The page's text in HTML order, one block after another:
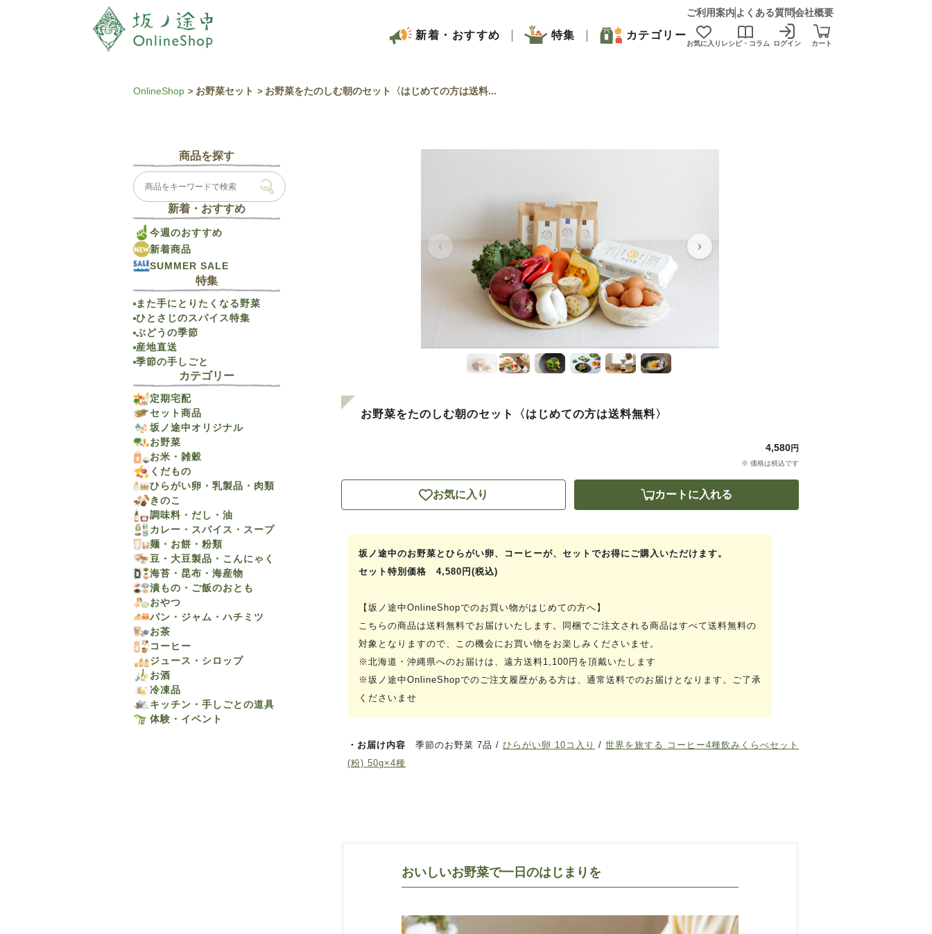
ご利用案内 よくある質問会社概要
新着・おすすめ 特集 カテゴリー
お気に入り レシピ・コラム ログイン カート
OnlineShop お野菜セット お野菜をたのしむ朝のセット〈はじめての方は送料...
お野菜をたのしむ朝のセット〈はじめての方は送料無料〉
4,580円
※ 価格は税込です
お気に入り カートに入れる
坂ノ途中のお野菜とひらがい卵、コーヒーが、セットでお得にご購入いただけます。
セット特別価格 4,580円(税込)
【坂ノ途中OnlineShopでのお買い物がはじめての方へ】
こちらの商品は送料無料でお届けいたします。同梱でご注文される商品はすべて送料無料の
対象となりますので、この機会にお買い物をお楽しみくださいませ。
※北海道・沖縄県へのお届けは、遠方送料1,100円を頂戴いたします
※坂ノ途中OnlineShopでのご注文履歴がある方は、通常送料でのお届けとなります。ご了承
くださいませ
・お届け内容 季節のお野菜 7品 / ひらがい卵 10コ入り / 世界を旅する コーヒー4種飲みくらべセット
(粉) 50g×4種
おいしいお野菜で一日のはじまりを
商品を探す
新着・おすすめ
今週のおすすめ
新着商品
SUMMER SALE
特集
また手にとりたくなる野菜
ひとさじのスパイス特集
ぶどうの季節
産地直送
季節の手しごと
カテゴリー
定期宅配
セット商品
坂ノ途中オリジナル
お野菜
お米・雑穀
くだもの
ひらがい卵・乳製品・肉類
きのこ
調味料・だし・油
カレー・スパイス・スープ
麺・お餅・粉類
豆・大豆製品・こんにゃく
海苔・昆布・海産物
漬もの・ご飯のおとも
おやつ
パン・ジャム・ハチミツ
お茶
コーヒー
ジュース・シロップ
お酒
冷凍品
キッチン・手しごとの道具
体験・イベント